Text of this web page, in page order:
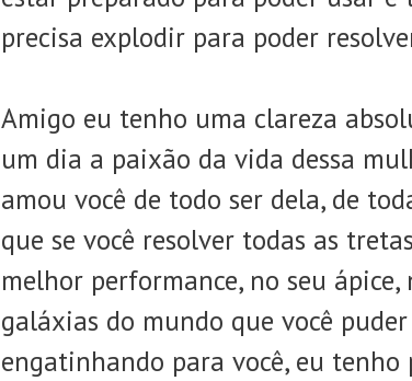
precisa explodir para poder
Amigo eu tenho uma clareza
um dia a paixão da vida dessa
amou você de todo ser dela, de
que se você resolver todas as
melhor performance, no seu
galáxias do mundo que você
engatinhando para você, eu tenho